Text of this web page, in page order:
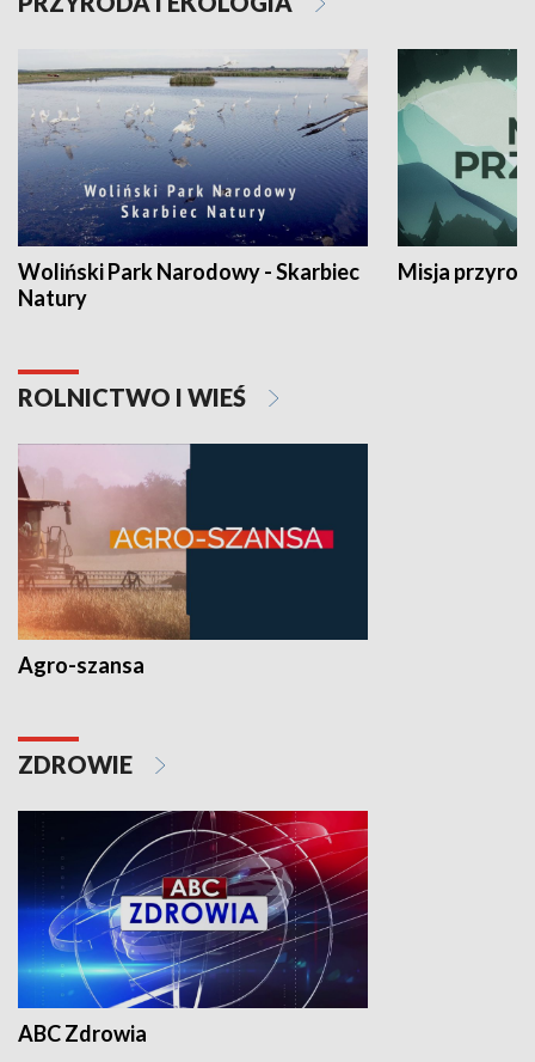
Woliński Park Narodowy - Skarbiec
Natury
Misja
ROLNICTWO I WIEŚ
Agro-szansa
ZDROWIE
ABC Zdrowia